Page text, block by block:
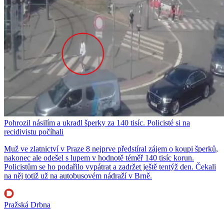
Pohrozil násilím a ukradl šperky za 140 tisíc. Policisté si na
recidivistu počíhali
Muž ve zlatnictví v Praze 8 nejprve předstíral zájem o koupi šperků,
nakonec ale odešel s lupem v hodnotě téměř 140 tisíc korun.
Policistům se ho podařilo vypátrat a zadržet ještě tentýž den. Čekali
na něj totiž už na autobusovém nádraží v Brně.
Pražská Drbna